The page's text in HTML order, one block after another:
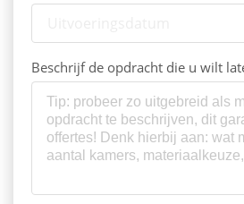
Beschrijf de opdracht die u wilt